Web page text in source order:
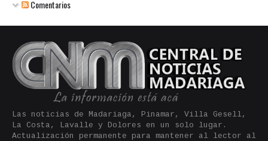
Comentarios
Las noticias de Madariaga, Pinamar, Villa Gesell,
La Costa, Lavalle y Dolores en un solo lugar.
Actualización permanente para mantener al lector al